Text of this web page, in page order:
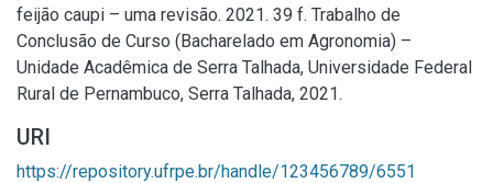
feijão caupi – uma revisão. 2021. 39 f. Trabalho de
Conclusão de Curso (Bacharelado em Agronomia) –
Unidade Acadêmica de Serra Talhada, Universidade Federal
Rural de Pernambuco, Serra Talhada, 2021.
URI
https://repository.ufrpe.br/handle/123456789/6551